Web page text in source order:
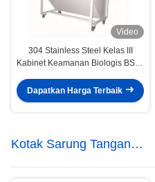
Video
304 Stainless Steel Kelas III
Kabinet Keamanan Biologis BSC-
Dapatkan Harga Terbaik
Kotak Sarung Tangan
Laboratorium